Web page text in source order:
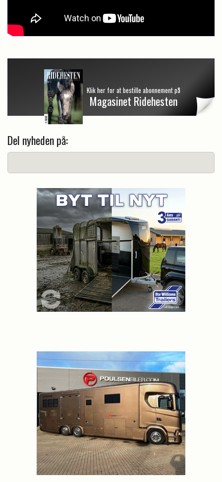
Klik her for at bestille abonnement på
Magasinet Ridehesten
Del nyheden på: